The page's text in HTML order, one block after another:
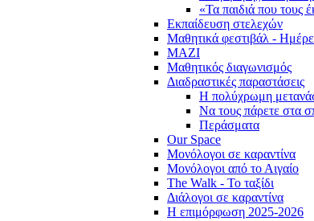
«Τα παιδιά που τους
Εκπαίδευση στελεχών
Μαθητικά φεστιβάλ -
ΜΑΖΙ
Μαθητικός διαγωνισμός
Διαδραστικές παραστάσεις
Η πολύχρωμη
Να τους πάρετε στα
Περάσματα
Our Space
Μονόλογοι σε καραντίνα
Μονόλογοι από το Αιγαίο
The Walk - Το ταξίδι
Διάλογοι σε καραντίνα
Η επιμόρφωση 2025-2026